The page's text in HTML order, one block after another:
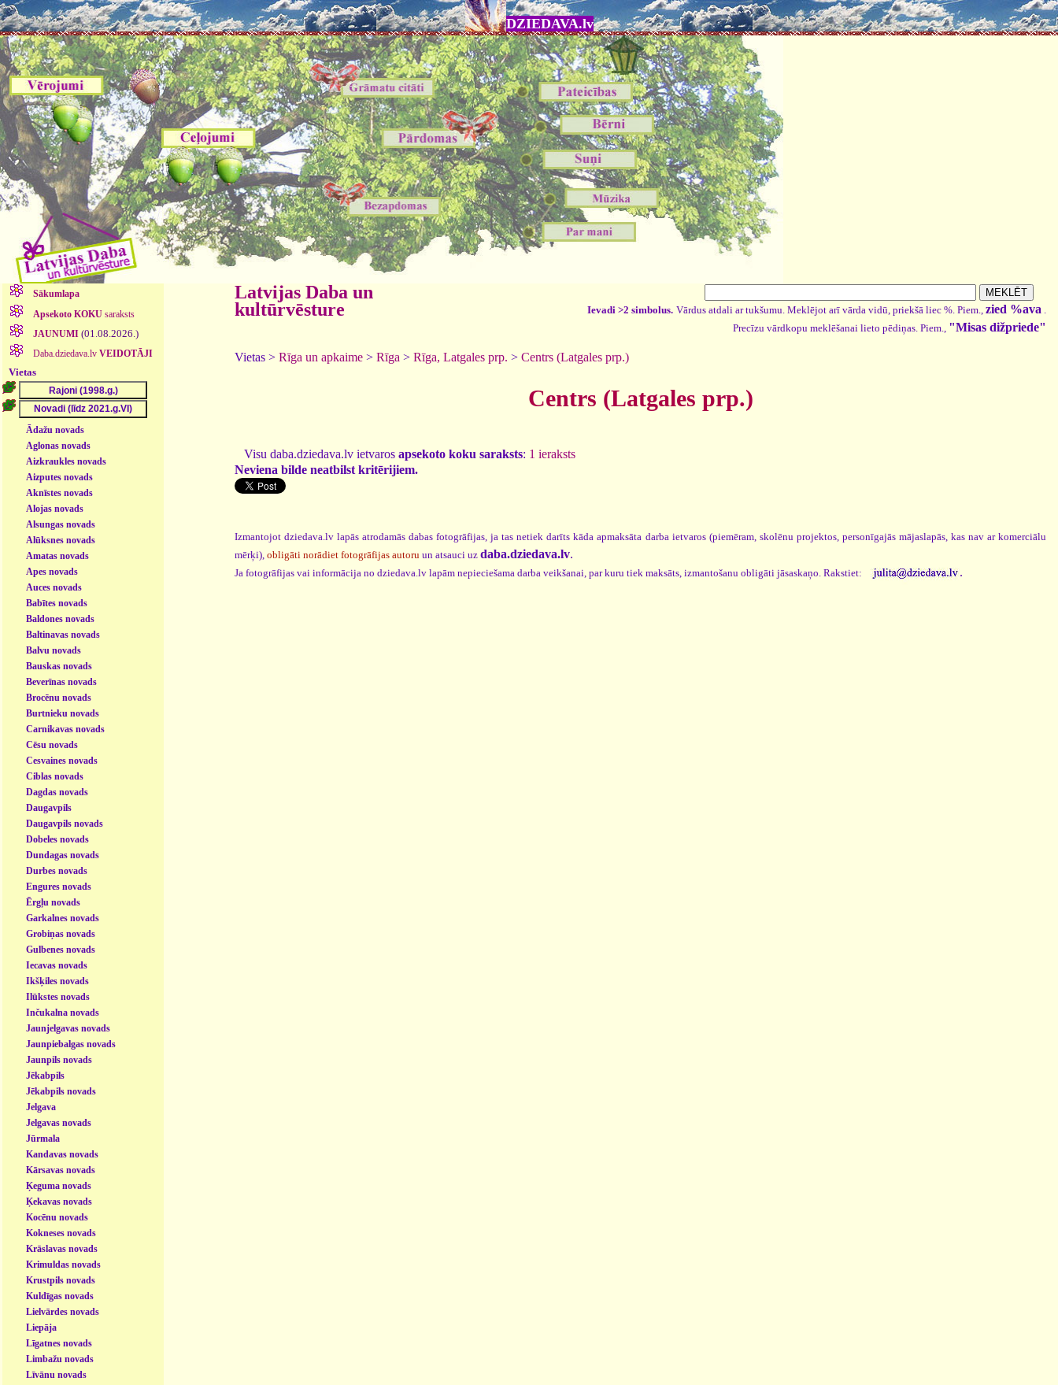
DZIEDAVA.lv
Sākumlapa
Apsekoto KOKUsaraksts
JAUNUMI (01.08.2026.)
Daba.dziedava.lv VEIDOTĀJI
Vietas
Ādažu novads
Aglonas novads
Aizkraukles novads
Aizputes novads
Aknīstes novads
Alojas novads
Alsungas novads
Alūksnes novads
Amatas novads
Apes novads
Auces novads
Babītes novads
Baldones novads
Baltinavas novads
Balvu novads
Bauskas novads
Beverīnas novads
Brocēnu novads
Burtnieku novads
Carnikavas novads
Cēsu novads
Cesvaines novads
Ciblas novads
Dagdas novads
Daugavpils
Daugavpils novads
Dobeles novads
Dundagas novads
Durbes novads
Engures novads
Ērgļu novads
Garkalnes novads
Grobiņas novads
Gulbenes novads
Iecavas novads
Ikšķiles novads
Ilūkstes novads
Inčukalna novads
Jaunjelgavas novads
Jaunpiebalgas novads
Jaunpils novads
Jēkabpils
Jēkabpils novads
Jelgava
Jelgavas novads
Jūrmala
Kandavas novads
Kārsavas novads
Ķeguma novads
Ķekavas novads
Kocēnu novads
Kokneses novads
Krāslavas novads
Krimuldas novads
Krustpils novads
Kuldīgas novads
Lielvārdes novads
Liepāja
Līgatnes novads
Limbažu novads
Līvānu novads
Latvijas Daba un
kultūrvēsture
Ievadi >2 simbolus. Vārdus atdali ar tukšumu. Meklējot arī vārda vidū, priekšā liec %. Piem., zied %ava .
Precīzu vārdkopu meklēšanai lieto pēdiņas. Piem., "Misas dižpriede"
Vietas > Rīga un apkaime > Rīga > Rīga, Latgales prp. > Centrs (Latgales prp.)
Centrs (Latgales prp.)
Visu daba.dziedava.lv ietvaros apsekoto koku saraksts: 1 ieraksts
Neviena bilde neatbilst kritērijiem.
Izmantojot dziedava.lv lapās atrodamās dabas fotogrāfijas, ja tas netiek darīts kāda apmaksāta darba ietvaros (piemēram, skolēnu projektos, personīgajās mājaslapās, kas nav ar komerciālu
mērķi), obligāti norādiet fotogrāfijas autoru un atsauci uz daba.dziedava.lv.
Ja fotogrāfijas vai informācija no dziedava.lv lapām nepieciešama darba veikšanai, par kuru tiek maksāts, izmantošanu obligāti jāsaskaņo. Rakstiet: .